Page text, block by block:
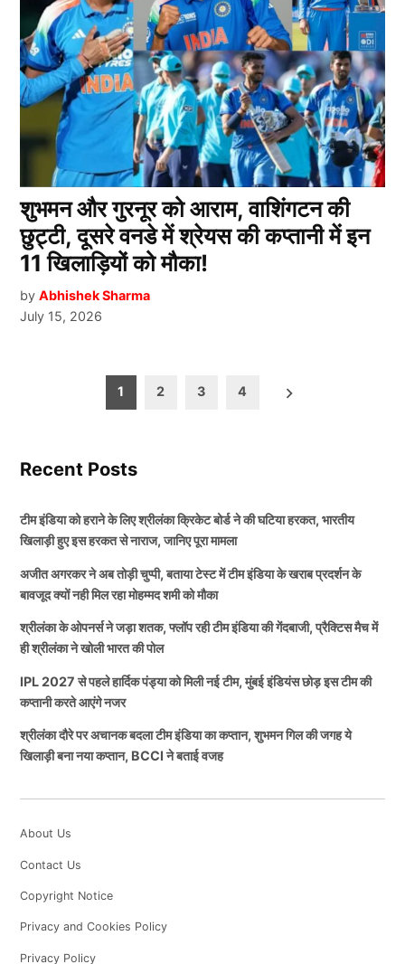
शुभमन और गुरनूर को आराम, वाशिंगटन की
छुट्टी, दूसरे वनडे में श्रेयस की कप्तानी में इन
11 खिलाड़ियों को मौका!
by Abhishek Sharma
July 15, 2026
pagination
1 2 3 4
Recent Posts
टीम इंडिया को हराने के लिए श्रीलंका क्रिकेट बोर्ड ने की घटिया हरकत, भारतीय
खिलाड़ी हुए इस हरकत से नाराज, जानिए पूरा मामला
अजीत अगरकर ने अब तोड़ी चुप्पी, बताया टेस्ट में टीम इंडिया के खराब प्रदर्शन के
बावजूद क्यों नही मिल रहा मोहम्मद शमी को मौका
श्रीलंका के ओपनर्स ने जड़ा शतक, फ्लॉप रही टीम इंडिया की गेंदबाजी, प्रैक्टिस मैच में
ही श्रीलंका ने खोली भारत की पोल
IPL 2027 से पहले हार्दिक पंड्या को मिली नई टीम, मुंबई इंडियंस छोड़ इस टीम की
कप्तानी करते आएंगे नजर
श्रीलंका दौरे पर अचानक बदला टीम इंडिया का कप्तान, शुभमन गिल की जगह ये
खिलाड़ी बना नया कप्तान, BCCI ने बताई वजह
About Us
Contact Us
Copyright Notice
Privacy and Cookies Policy
Privacy Policy